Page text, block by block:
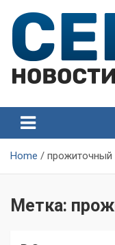
content
Севастополя
Home прожиточный
Метка: